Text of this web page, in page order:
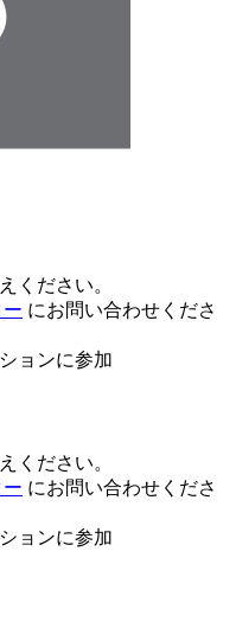
ください。
にお問い合わせくださ
ョンに参加
ください。
にお問い合わせくださ
ョンに参加